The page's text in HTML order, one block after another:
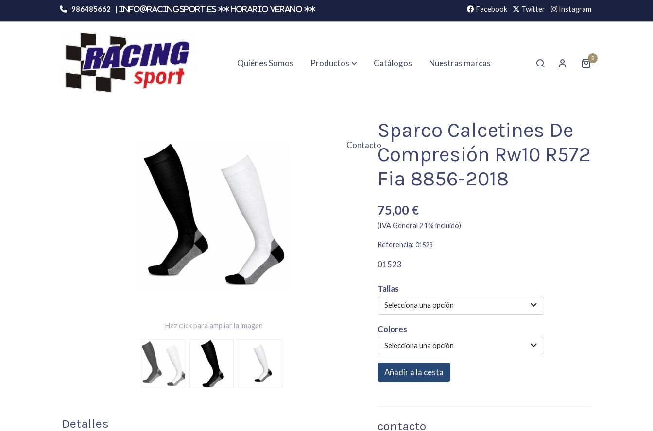
986485662 | info@racingsport.es ** HORARIO VERANO ** Facebook Twitter Instagram
Quiénes Somos Productos Catálogos Nuestras marcas
Contacto
0
Productos Sparco Calcetines De Compresión Rw10 R572 Fia 8856-2018
Haz click para ampliar la imagen
Detalles
Sparco Calcetines De
Compresión Rw10 R572
Fia 8856-2018
75,00 €
(IVA General 21% incluido)
Referencia:01523
01523
Tallas
Selecciona una opción
Colores
Selecciona una opción
Añadir a la cesta
contacto